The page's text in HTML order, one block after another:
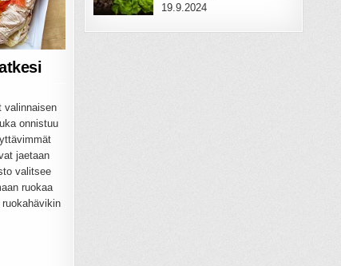
valinnaisen
onnistuu
jaetaan
valitsee
ruokaa
19.9.2024